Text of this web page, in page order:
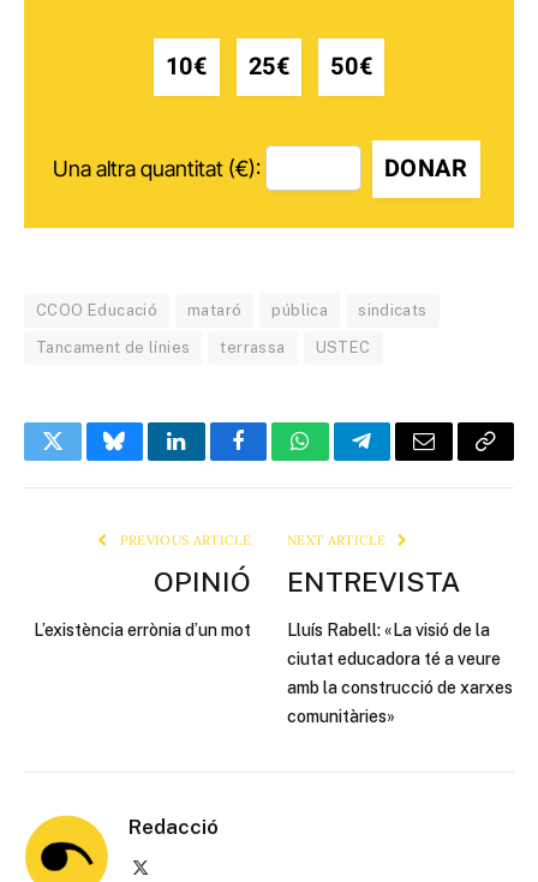
10€ 25€ 50€
Una altra quantitat (€): DONAR
CCOO Educació mataró pública sindicats
Tancament de línies terrassa USTEC
TwitterBlueskyLinkedInFacebookWhatsAppTelegramEmail Copy
PREVIOUS ARTICLE
OPINIÓ
L’existència errònia d’un mot
NEXT ARTICLE
ENTREVISTA
Lluís Rabell: «La visió de la
ciutat educadora té a veure
amb la construcció de xarxes
comunitàries»
Redacció